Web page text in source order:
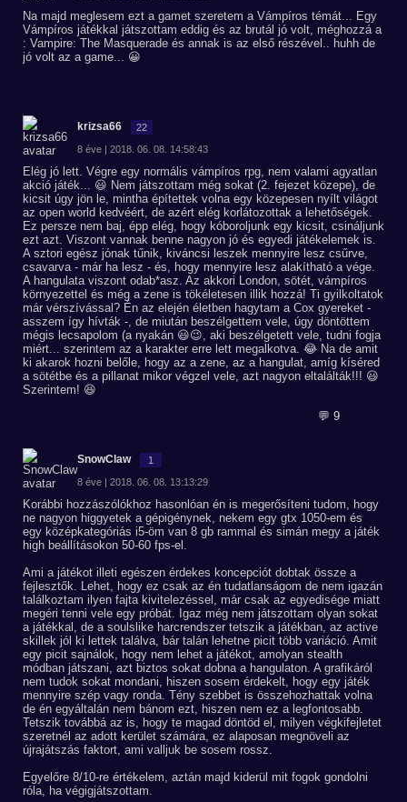
Na majd meglesem ezt a gamet szeretem a Vámpíros témát... Egy
Vámpíros játékkal játszottam eddig és az brutál jó volt, méghozzá a
: Vampire: The Masquerade és annak is az első részével.. huhh de
jó volt az a game... 😀
krizsa66 22
8 éve | 2018. 06. 08. 14:58:43
Elég jó lett. Végre egy normális vámpíros rpg, nem valami agyatlan
akció játék... 😃 Nem játszottam még sokat (2. fejezet közepe), de
kicsit úgy jön le, mintha építettek volna egy közepesen nyílt világot
az open world kedvéért, de azért elég korlátozottak a lehetőségek.
Ez persze nem baj, épp elég, hogy kóboroljunk egy kicsit, csináljunk
ezt azt. Viszont vannak benne nagyon jó és egyedi játékelemek is.
A sztori egész jónak tűnik, kiváncsi leszek mennyire lesz csűrve,
csavarva - már ha lesz - és, hogy mennyire lesz alakítható a vége.
A hangulata viszont odab*asz. Az akkori London, sötét, vámpíros
környezettel és még a zene is tökéletesen illik hozzá! Ti gyilkoltatok
már vérszívással? Én az elején életben hagytam a Cox gyereket -
asszem így hívták -, de miután beszélgettem vele, úgy döntöttem
mégis lecsapolom (a nyakán 😃😉, aki beszélgetett vele, tudni fogja
miért... szerintem az a karakter erre lett megalkotva. 😂 Na de amit
ki akarok hozni belőle, hogy az a zene, az a hangulat, amíg kíséred
a sötétbe és a pillanat mikor végzel vele, azt nagyon eltalálták!!! 😃
Szerintem! 😆
💬 9
SnowClaw 1
8 éve | 2018. 06. 08. 13:13:29
Korábbi hozzászólókhoz hasonlóan én is megerősíteni tudom, hogy
ne nagyon higgyetek a gépigénynek, nekem egy gtx 1050-em és
egy középkategóriás i5-öm van 8 gb rammal és simán megy a játék
high beállításokon 50-60 fps-el.
Ami a játékot illeti egészen érdekes koncepciót dobtak össze a
fejlesztők. Lehet, hogy ez csak az én tudatlanságom de nem igazán
találkoztam ilyen fajta kivitelezéssel, már csak az egyedisége miatt
megéri tenni vele egy próbát. Igaz még nem játszottam olyan sokat
a játékkal, de a soulslike harcrendszer tetszik a játékban, az active
skillek jól ki lettek találva, bár talán lehetne picit több variáció. Amit
egy picit sajnálok, hogy nem lehet a játékot, amolyan stealth
módban játszani, azt biztos sokat dobna a hangulaton. A grafikáról
nem tudok sokat mondani, hiszen sosem érdekelt, hogy egy játék
mennyire szép vagy ronda. Tény szebbet is összehozhattak volna
de én egyáltalán nem bánom ezt, hiszen nem ez a legfontosabb.
Tetszik továbbá az is, hogy te magad döntöd el, milyen végkifejletet
szeretnél az adott kerület számára, ez alaposan megnöveli az
újrajátszás faktort, ami valljuk be sosem rossz.
Egyelőre 8/10-re értékelem, aztán majd kiderül mit fogok gondolni
róla, ha végigjátszottam.